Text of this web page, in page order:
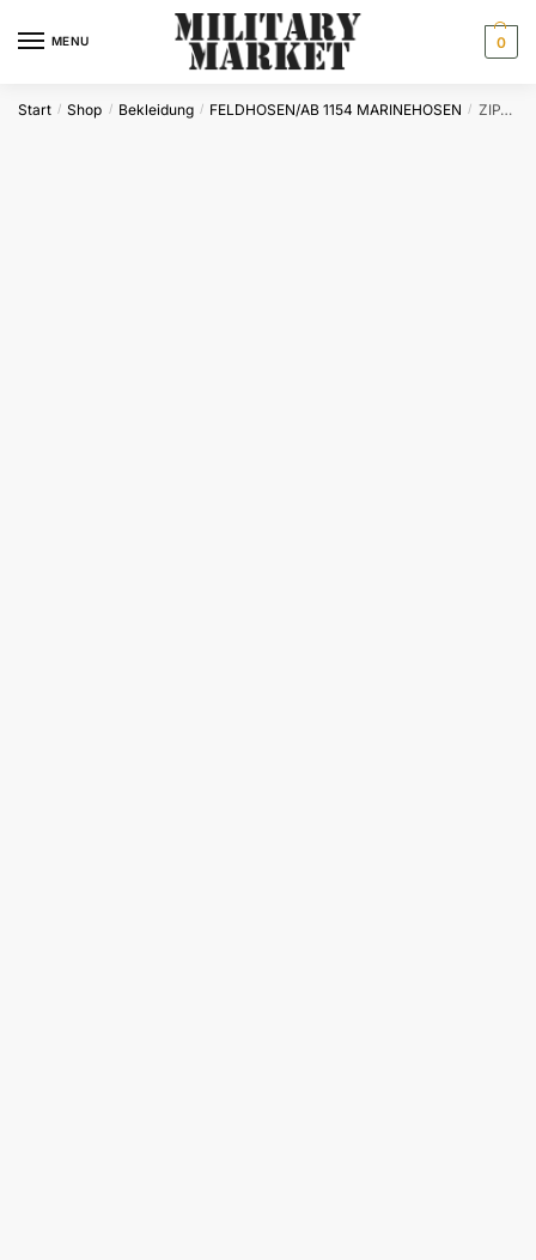
MENU 0
Start / Shop / Bekleidung / FELDHOSEN/AB 1154 MARINEHOSEN / ZIP-OFF HOSE ‘PERFORMANCE’ RANGER GREEN